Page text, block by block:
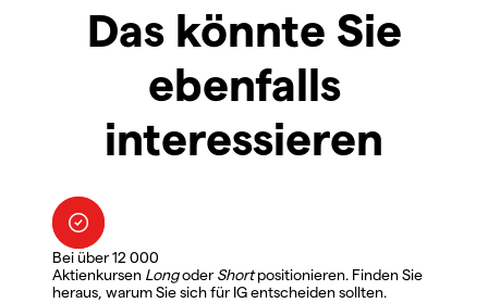
Das könnte Sie
ebenfalls
interessieren
Bei über 12 000
Aktienkursen LongoderShortpositionieren. Finden Sie
heraus, warum Sie sich für IG entscheiden sollten.